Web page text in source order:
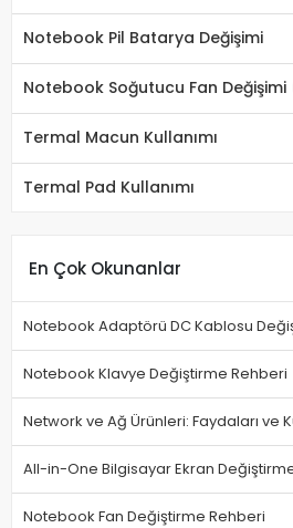
Notebook Pil Batarya Değişimi
Notebook Soğutucu Fan
Termal Macun Kullanımı
Termal Pad Kullanımı
En Çok Okunanlar
Notebook Adaptörü DC Kablosu
Notebook Klavye Değiştirme Rehberi
Network ve Ağ Ürünleri: Faydaları ve
All-in-One Bilgisayar Ekran
Notebook Fan Değiştirme Rehberi